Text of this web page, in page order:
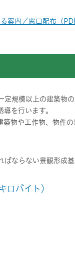
案内／窓口配布（
規模以上の建築物
を行います。
物や工作物、物件
ならない景観形成
バイト）